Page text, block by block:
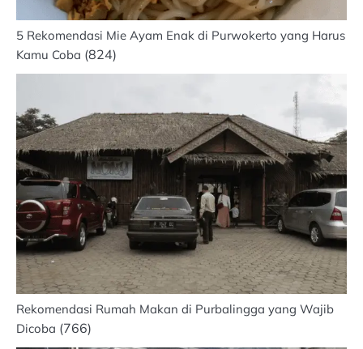
5 Rekomendasi Mie Ayam Enak di Purwokerto yang Harus
Kamu Coba (824)
Rekomendasi Rumah Makan di Purbalingga yang Wajib
Dicoba (766)